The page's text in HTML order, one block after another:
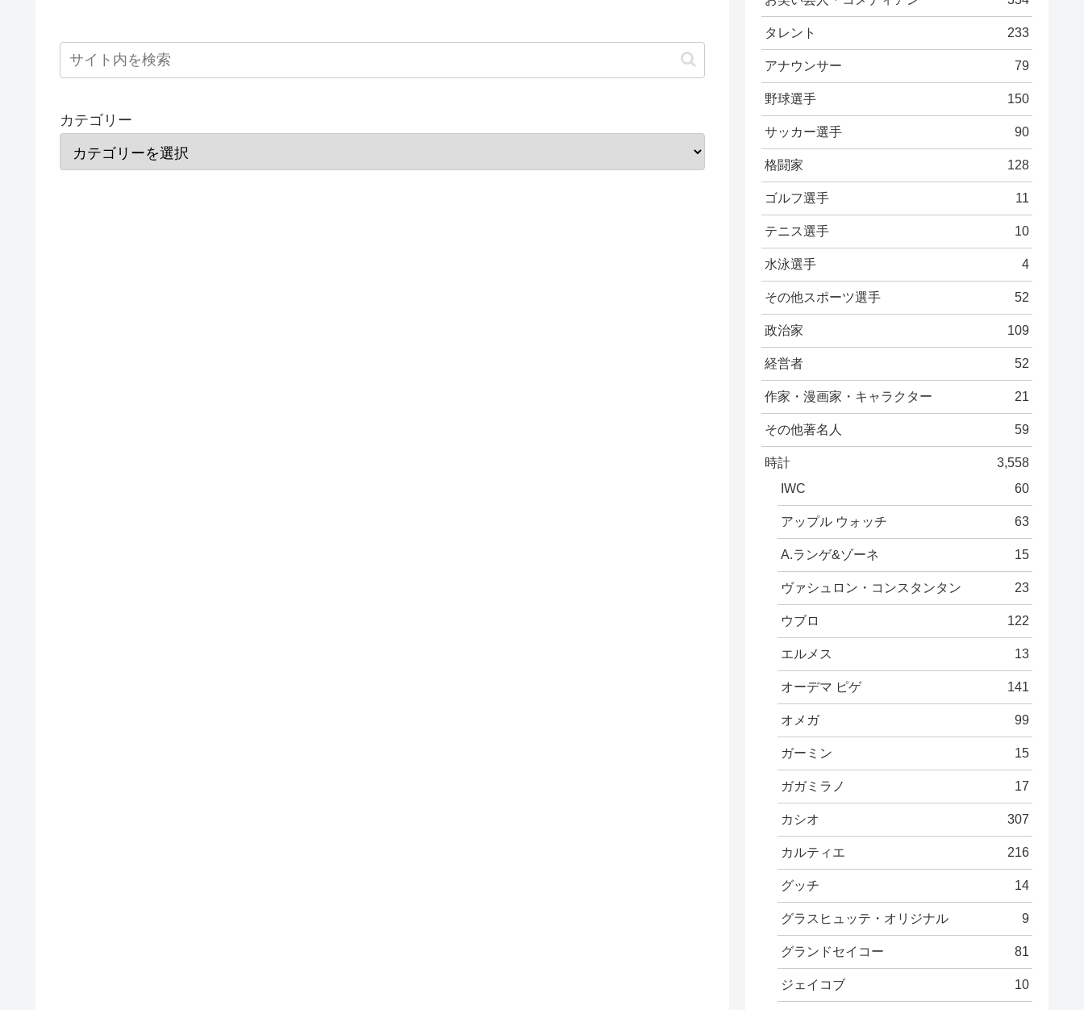
カテゴリー
タレント 233
アナウンサー 79
野球選手 150
サッカー選手 90
格闘家 128
ゴルフ選手 11
テニス選手 10
水泳選手 4
その他スポーツ選手 52
政治家 109
経営者 52
作家・漫画家・キャラクター 21
その他著名人 59
時計
3,558
IWC
60
アップル ウォッチ 63
A.ランゲ&ゾーネ 15
ヴァシュロン・コンスタンタン 23
ウブロ 122
エルメス 13
オーデマ ピゲ 141
オメガ 99
ガーミン 15
ガガミラノ 17
カシオ 307
カルティエ 216
グッチ 14
グラスヒュッテ・オリジナル 9
グランドセイコー 81
ジェイコブ 10